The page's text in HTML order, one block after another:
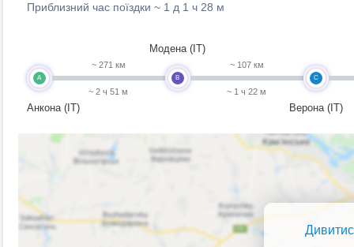
Приблизний час поїздки ~ 1 д 1 ч 28 м
A
Анкона (IT)
~ 271 км
~ 2 ч 51 м
B
Модена (IT)
~ 107 км
~ 1 ч 22 м
C
Верона (IT)